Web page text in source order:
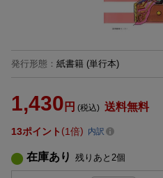
発行形態 ： 紙書籍 (単行本)
1,430 円 (税込) 送料無料
13ポイント 1倍 内訳
在庫あり 残りあと 2個